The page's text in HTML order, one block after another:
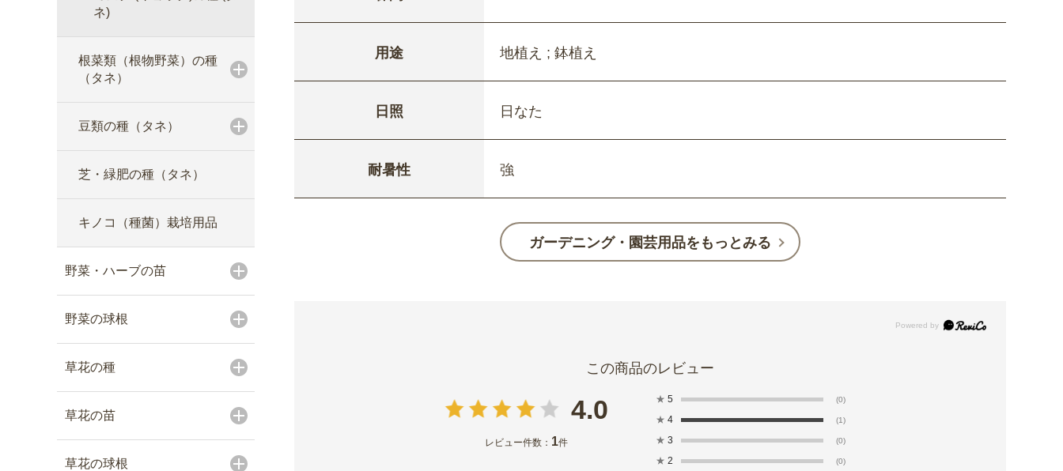
ネ)
根菜類（根物野菜）の種
（タネ）
豆類の種（タネ）
芝・緑肥の種（タネ）
キノコ（種菌）栽培用品
野菜・ハーブの苗
野菜の球根
草花の種
草花の苗
草花の球根
用途 地植え ; 鉢植え
日照 日なた
耐暑性 強
ガーデニング・園芸用品をもっとみる
4.0
レビュー件数： 1件
★ 5 (0)
★ 4 (1)
★ 3 (0)
★ 2 (0)